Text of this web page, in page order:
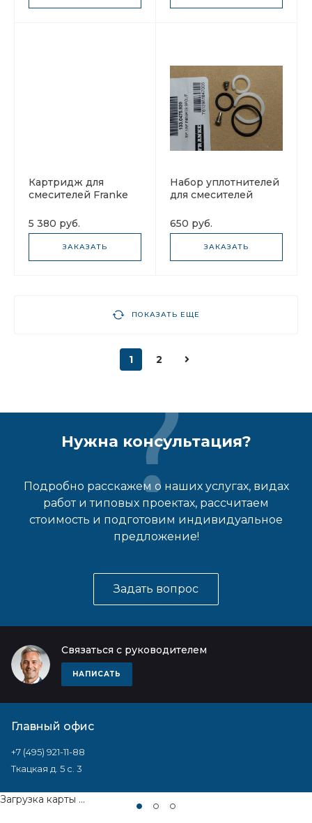
Картридж для
смесителей Franke
5 380 руб.
ЗАКАЗАТЬ
Набор уплотнителей
для смесителей
133.0475.920
650 руб.
ЗАКАЗАТЬ
ПОКАЗАТЬ ЕЩЕ
1 2
Нужна консультация?
Подробно расскажем о наших услугах, видах
работ и типовых проектах, рассчитаем
стоимость и подготовим индивидуальное
предложение!
Задать вопрос
Связаться с руководителем
НАПИСАТЬ
Главный офис
+7 (495) 921-11-88
Ткацкая д. 5 с. 3
Загрузка карты ...